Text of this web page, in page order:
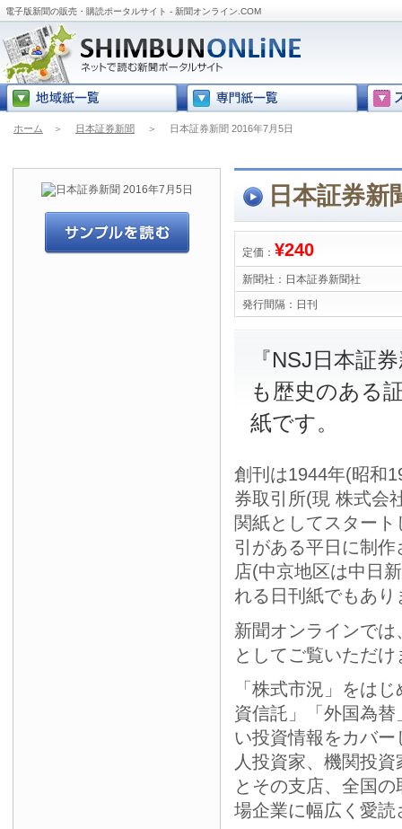
電子版新聞の販売・購読ポータルサイト - 新聞オンライン.COM
ホーム ＞ 日本証券新聞 ＞ 日本証券新聞 2016年7月5日
日本証券新
定価： ¥240
新聞社： 日本証券新聞社
発行間隔： 日刊
『NSJ日本証
も歴史のある
紙です。
創刊は1944年(昭和
券取引所(現 株式会
関紙としてスター
引がある平日に制
店(中京地区は中日
れる日刊紙でもあり
新聞オンラインで
としてご覧いただけ
「株式市況」をは
資信託」「外国為
い投資情報をカバ
人投資家、機関投
とその支店、全国
場企業に幅広く愛読